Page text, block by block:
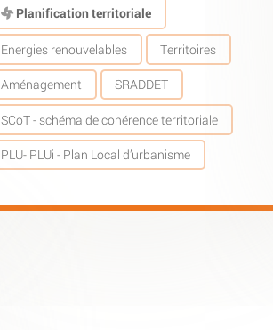
Planification territoriale
Energies renouvelables Territoires
Aménagement SRADDET
SCoT - schéma de cohérence territoriale
PLU- PLUi - Plan Local d’urbanisme